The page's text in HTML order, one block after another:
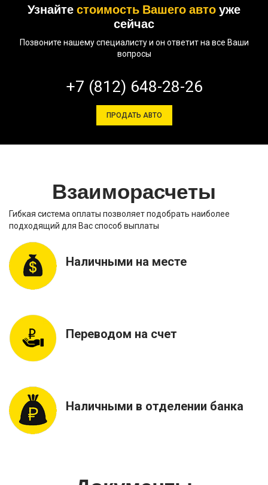
Узнайтестоимость Вашего автоуже
сейчас
Позвоните нашему специалисту и он ответит на все Ваши
вопросы
+7 (812) 648-28-26
ПРОДАТЬ АВТО
Взаиморасчеты
Гибкая система оплаты позволяет подобрать наиболее
подходящий для Вас способ выплаты
Наличными на месте
Переводом на счет
Наличными в отделении банка